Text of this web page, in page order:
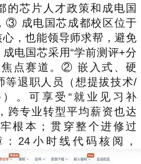
的芯片人才政策和成电国
③ 成电国芯成都校区位于
，也能领导师求帮，避免
电国芯采用“学前测评+分
焦点赛道。② 嵌入式、硬
等退职人员（想提拔技术/
。可享受“就业见习补
跨专业转型平均薪资也达
根本；贯穿整个进修过
24小时线代码核阅，